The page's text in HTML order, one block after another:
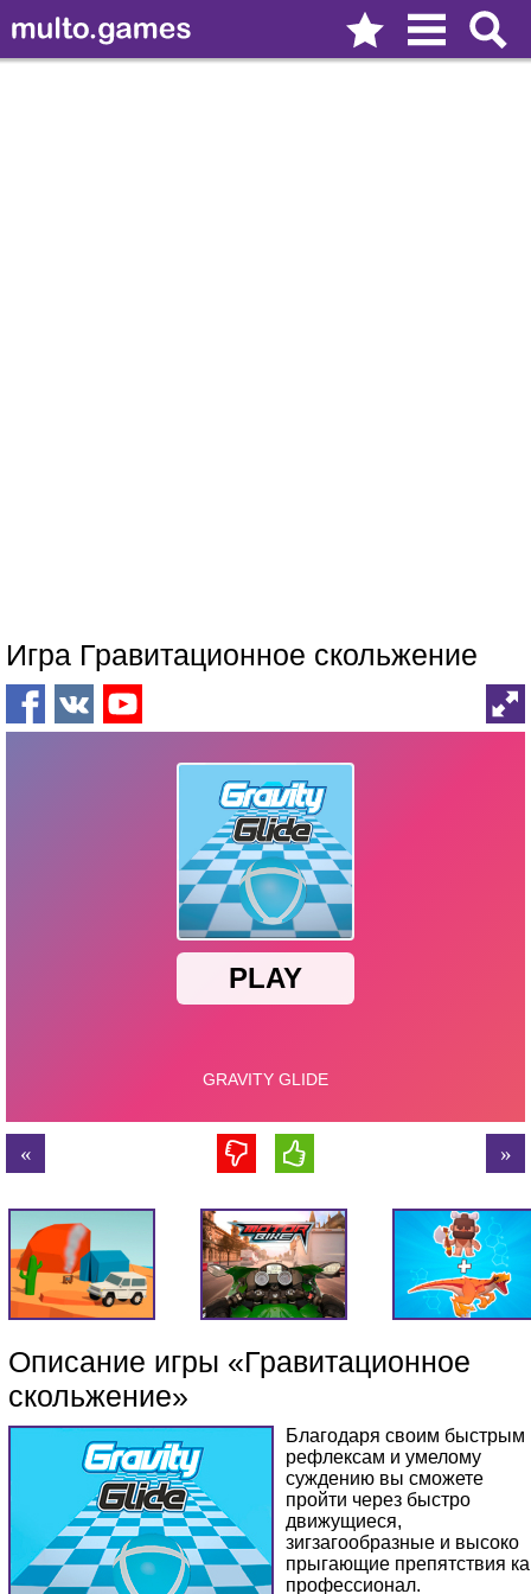
Игра Гравитационное скольжение
Описание игры «Гравитационное
скольжение»
Благодаря своим быстрым
рефлексам и умелому
суждению вы сможете
пройти через быстро
движущиеся,
зигзагообразные и высоко
прыгающие препятствия
профессионал.